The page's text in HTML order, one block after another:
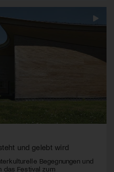
und gelebt wird
Begegnungen und
das Festival zum